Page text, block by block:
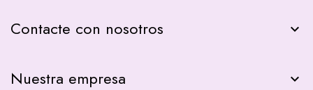
Contacte con nosotros keyboard_arrow_down
Nuestra empresa 